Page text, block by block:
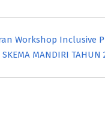
Workshop Inclusive
MANDIRI TAHUN